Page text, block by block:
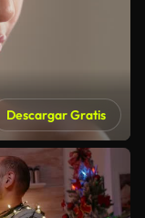
Descargar Gratis